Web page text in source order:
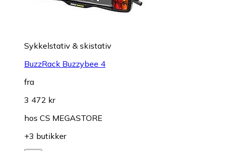
Sykkelstativ & skistativ
BuzzRack Buzzybee 4
fra
3 472 kr
hos CS MEGASTORE
+3 butikker